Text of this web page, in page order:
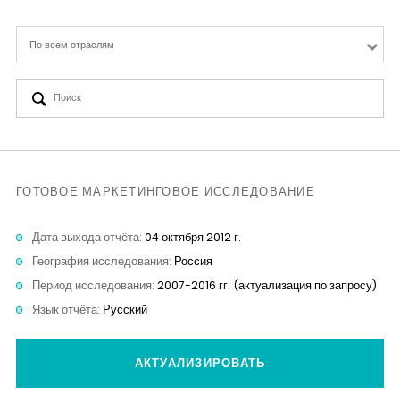
Cases
Contact us
По всем отраслям
ГОТОВОЕ МАРКЕТИНГОВОЕ ИССЛЕДОВАНИЕ
Дата выхода отчёта: 04 октября 2012 г.
География исследования: Россия
Период исследования: 2007-2016 гг. (актуализация по запросу)
Язык отчёта: Русский
АКТУАЛИЗИРОВАТЬ